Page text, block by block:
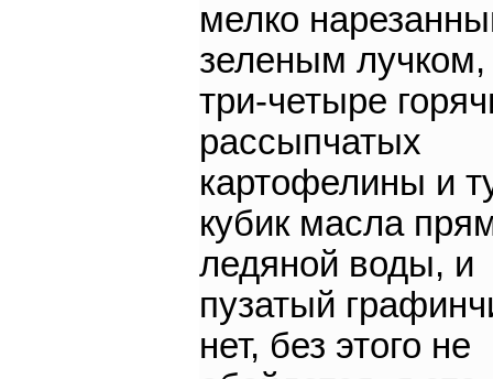
мелко
зеленым лучком,
три-четыре
рассыпчатых
картофелины и
кубик масла
ледяной воды, и
пузатый
нет, без этого не